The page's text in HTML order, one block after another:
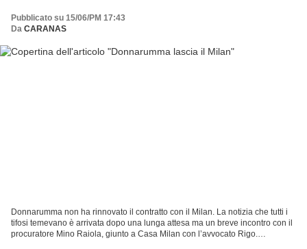
Pubblicato su 15/06/PM 17:43
Da CARANAS
Donnarumma non ha rinnovato il contratto con il Milan. La notizia che tutti i
tifosi temevano è arrivata dopo una lunga attesa ma un breve incontro con il
procuratore Mino Raiola, giunto a Casa Milan con l’avvocato Rigo.